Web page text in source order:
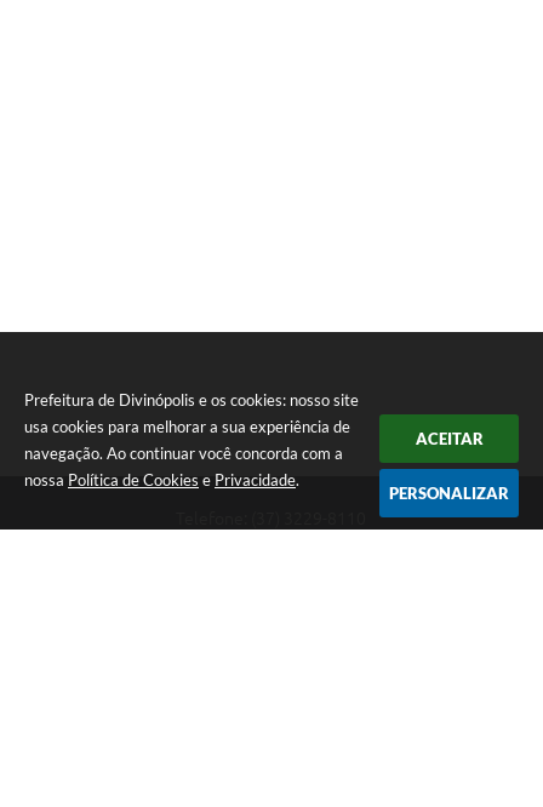
Prefeitura de Divinópolis e os cookies: nosso site
usa cookies para melhorar a sua experiência de
navegação. Ao continuar você concorda com a
nossa Política de Cookies e Privacidade.
ACEITAR
PERSONALIZAR